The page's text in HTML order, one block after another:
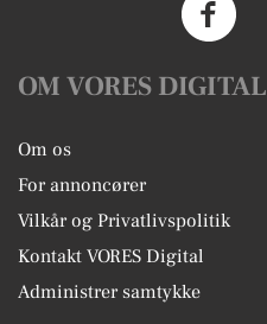
OM VORES DIGITAL
Om os
For annoncører
Vilkår og Privatlivspolitik
Kontakt VORES Digital
Administrer samtykke